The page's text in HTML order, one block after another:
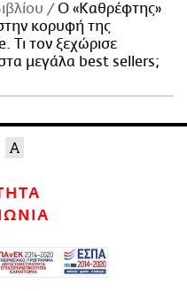
Ο «Καθρέφτης»
κορυφή της
Τι τον ξεχώρισε
μεγάλα best sellers;